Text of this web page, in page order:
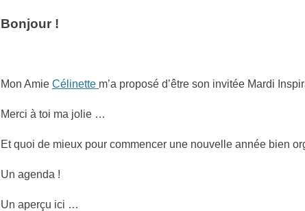
Bonjour !
Mon Amie Célinette m’a proposé d’être son invitée Mardi
Merci à toi ma jolie …
Et quoi de mieux pour commencer une nouvelle année bien
Un agenda !
Un aperçu ici …